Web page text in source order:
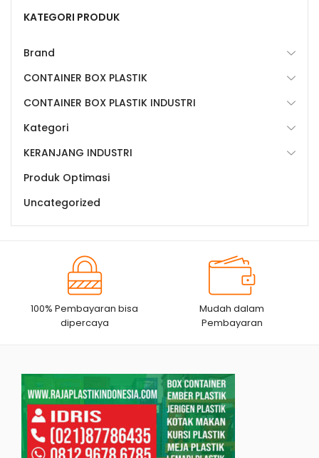
KATEGORI PRODUK
Brand
CONTAINER BOX PLASTIK
CONTAINER BOX PLASTIK INDUSTRI
Kategori
KERANJANG INDUSTRI
Produk Optimasi
Uncategorized
100% Pembayaran bisa
dipercaya
Mudah dalam
Pembayaran